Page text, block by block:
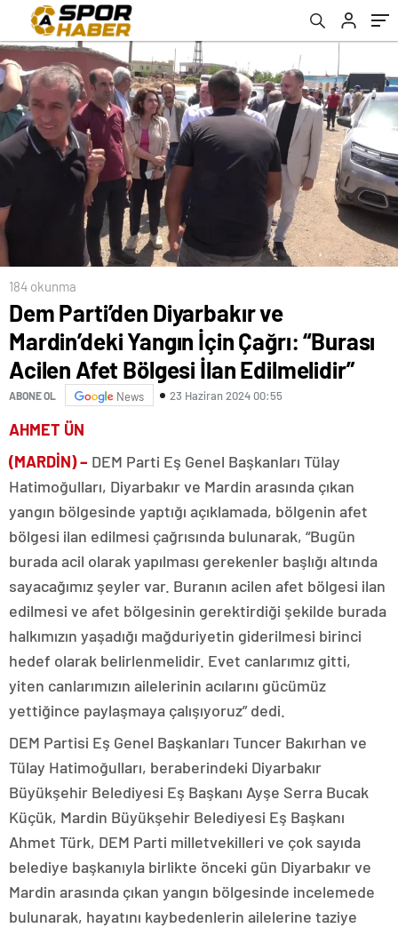
Bölgesi İlan Edilmelidir”
184 okunma
Dem Parti’den Diyarbakır ve
Mardin’deki Yangın İçin Çağrı: “Burası
Acilen Afet Bölgesi İlan Edilmelidir”
ABONE OL News 23 Haziran 2024 00:55
AHMET ÜN
(MARDİN) – DEM Parti Eş Genel Başkanları Tülay
Hatimoğulları, Diyarbakır ve Mardin arasında çıkan
yangın bölgesinde yaptığı açıklamada, bölgenin afet
bölgesi ilan edilmesi çağrısında bulunarak, “Bugün
burada acil olarak yapılması gerekenler başlığı altında
sayacağımız şeyler var. Buranın acilen afet bölgesi ilan
edilmesi ve afet bölgesinin gerektirdiği şekilde burada
halkımızın yaşadığı mağduriyetin giderilmesi birinci
hedef olarak belirlenmelidir. Evet canlarımız gitti,
yiten canlarımızın ailelerinin acılarını gücümüz
yettiğince paylaşmaya çalışıyoruz” dedi.
DEM Partisi Eş Genel Başkanları Tuncer Bakırhan ve
Tülay Hatimoğulları, beraberindeki Diyarbakır
Büyükşehir Belediyesi Eş Başkanı Ayşe Serra Bucak
Küçük, Mardin Büyükşehir Belediyesi Eş Başkanı
Ahmet Türk, DEM Parti milletvekilleri ve çok sayıda
belediye başkanıyla birlikte önceki gün Diyarbakır ve
Mardin arasında çıkan yangın bölgesinde incelemede
bulunarak, hayatını kaybedenlerin ailelerine taziye